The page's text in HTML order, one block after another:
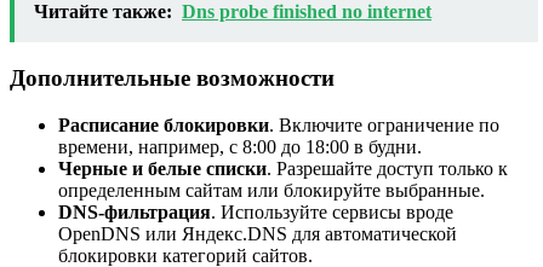
Читайте также: Dns probe finished no internet
Дополнительные возможности
Расписание блокировки. Включите ограничение по
времени, например, с 8:00 до 18:00 в будни.
Черные и белые списки. Разрешайте доступ только к
определенным сайтам или блокируйте выбранные.
DNS-фильтрация. Используйте сервисы вроде
OpenDNS или Яндекс.DNS для автоматической
блокировки категорий сайтов.